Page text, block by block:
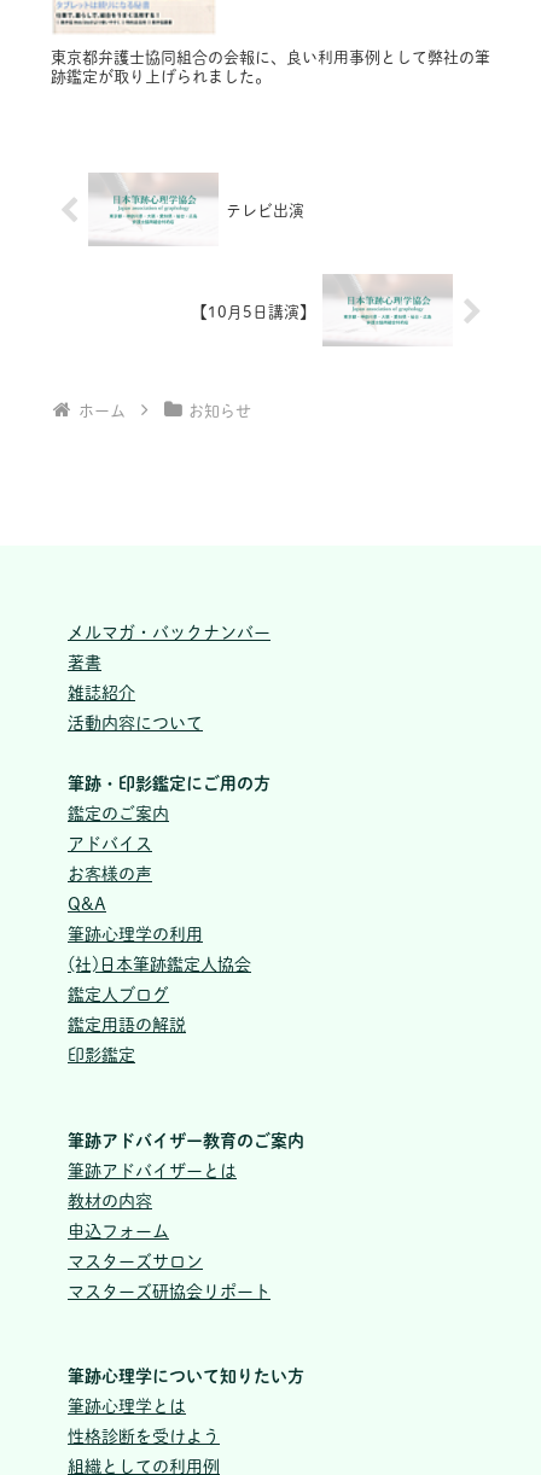
東京都弁護士協同組合の会報に、良い利用事例として弊社の筆
跡鑑定が取り上げられました。
テレビ出演
【10月5日講演】
ホーム お知らせ
メルマガ・バックナンバー
著書
雑誌紹介
活動内容について
筆跡・印影鑑定にご用の方
鑑定のご案内
アドバイス
お客様の声
Q&A
筆跡心理学の利用
(社)日本筆跡鑑定人協会
鑑定人ブログ
鑑定用語の解説
印影鑑定
筆跡アドバイザー教育のご案内
筆跡アドバイザーとは
教材の内容
申込フォーム
マスターズサロン
マスターズ研協会リポート
筆跡心理学について知りたい方
筆跡心理学とは
性格診断を受けよう
組織としての利用例